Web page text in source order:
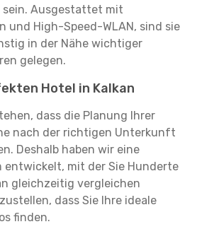
Ausgestattet mit
und High-Speed-WLAN, sind sie
in der Nähe wichtiger
gelegen.
Hotel in Kalkan
dass die Planung Ihrer
nach der richtigen Unterkunft
Deshalb haben wir eine
mit der Sie Hunderte
gleichzeitig vergleichen
dass Sie Ihre ideale
finden.